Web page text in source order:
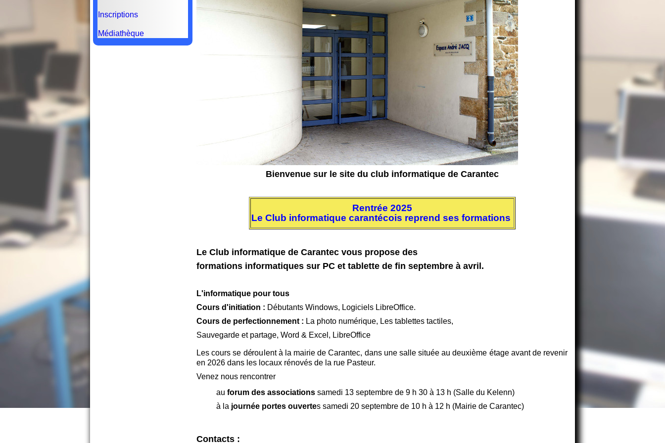
Inscriptions
Médiathèque
Bienvenue sur le site du club informatique de Carantec
Rentrée 2025
Le Club informatique carantécois reprend ses formations
Le Club informatique de Carantec vous propose des
formations informatiques sur PC et tablette de fin septembre à avril .
L'informatique pour tous
Cours d'initiation : Débutants Windows, Logiciels LibreOffice.
Cours de perfectionnement : La photo numérique, Les tablettes tactiles,
Sauvegarde et partage, Word & Excel, LibreOffice
Les cours se déroulent à la mairie de Carantec, dans une salle située au deuxième étage avant de revenir
en 2026 dans les locaux rénovés de la rue Pasteur.
Venez nous rencontrer
au forum des associations samedi 13 septembre de 9 h 30 à 13 h (Salle du Kelenn)
à la journée portes ouvertes samedi 20 septembre de 10 h à 12 h (Mairie de Carantec)
Contacts :